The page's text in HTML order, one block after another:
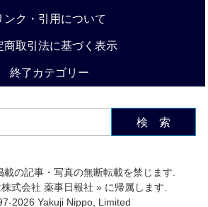
ンク・引用について
商取引法に基づく表示
終了カテゴリー
検 索
載の記事・写真の無断転載を禁じます.
株式会社 薬事日報社 » に帰属します.
2026 Yakuji Nippo, Limited